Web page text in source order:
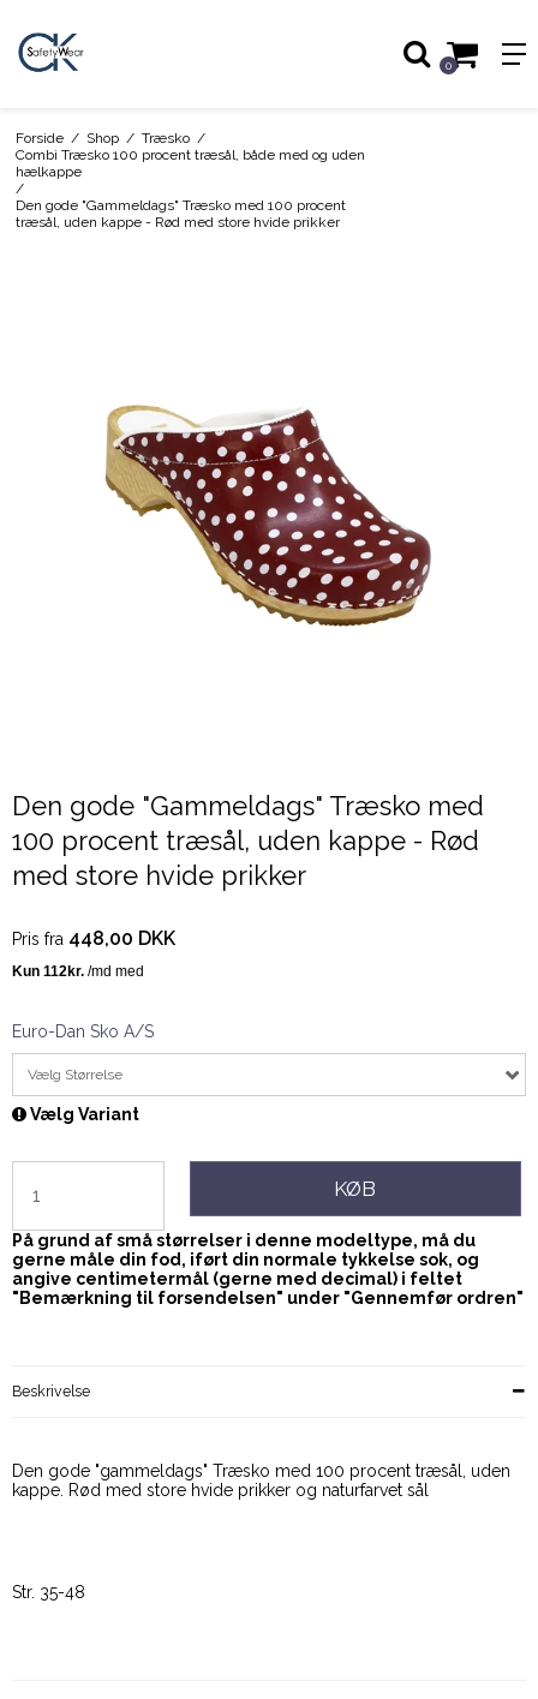
0
Forside / Shop / Træsko /
Combi Træsko 100 procent træsål, både med og uden
hælkappe
/
Den gode "Gammeldags" Træsko med 100 procent
træsål, uden kappe - Rød med store hvide prikker
Den gode "Gammeldags" Træsko med
100 procent træsål, uden kappe - Rød
med store hvide prikker
Pris fra 448,00 DKK
Euro-Dan Sko A/S
Vælg Størrelse
Vælg Variant
KØB
På grund af små størrelser i denne modeltype, må du
gerne måle din fod, iført din normale tykkelse sok, og
angive centimetermål (gerne med decimal) i feltet
"Bemærkning til forsendelsen" under "Gennemfør ordren"
Beskrivelse
Den gode "gammeldags" Træsko med 100 procent træsål, uden
kappe. Rød med store hvide prikker og naturfarvet sål
Str. 35-48